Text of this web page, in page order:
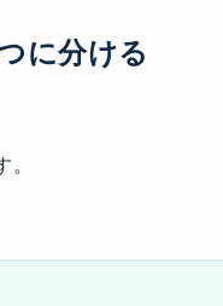
に分ける